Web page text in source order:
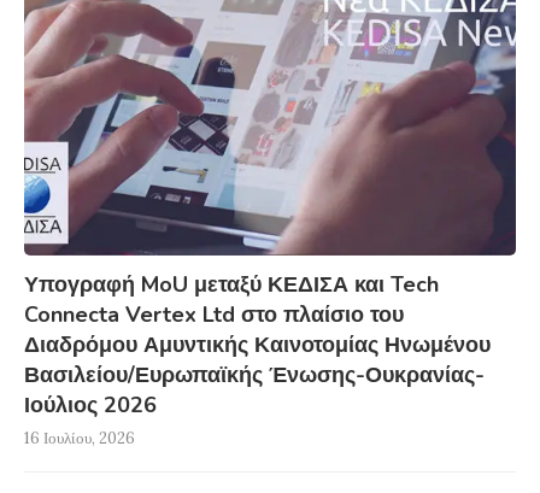
Υπογραφή MoU μεταξύ ΚΕΔΙΣΑ και Tech
Connecta Vertex Ltd στο πλαίσιο του
Διαδρόμου Αμυντικής Καινοτομίας Ηνωμένου
Βασιλείου/Ευρωπαϊκής Ένωσης-Ουκρανίας-
Ιούλιος 2026
16 Ιουλίου, 2026